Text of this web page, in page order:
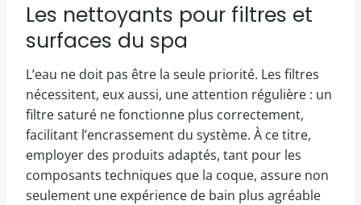
Les nettoyants pour filtres et
surfaces du spa
L’eau ne doit pas être la seule priorité. Les filtres
nécessitent, eux aussi, une attention régulière : un
filtre saturé ne fonctionne plus correctement,
facilitant l’encrassement du système. À ce titre,
employer des produits adaptés, tant pour les
composants techniques que la coque, assure non
seulement une expérience de bain plus agréable